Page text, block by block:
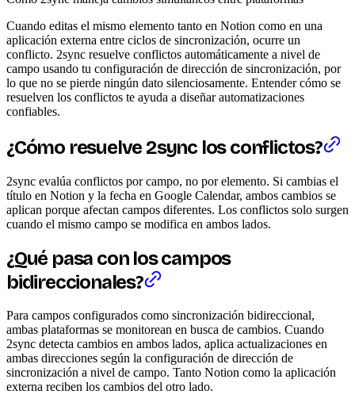
Cuando editas el mismo elemento tanto en Notion como en una
aplicación externa entre ciclos de sincronización, ocurre un
conflicto. 2sync resuelve conflictos automáticamente a nivel de
campo usando tu configuración de dirección de sincronización, por
lo que no se pierde ningún dato silenciosamente. Entender cómo se
resuelven los conflictos te ayuda a diseñar automatizaciones
confiables.
¿Cómo resuelve 2sync los conflictos?
2sync evalúa conflictos por campo, no por elemento. Si cambias el
título en Notion y la fecha en Google Calendar, ambos cambios se
aplican porque afectan campos diferentes. Los conflictos solo surgen
cuando el mismo campo se modifica en ambos lados.
¿Qué pasa con los campos
bidireccionales?
Para campos configurados como sincronización bidireccional,
ambas plataformas se monitorean en busca de cambios. Cuando
2sync detecta cambios en ambos lados, aplica actualizaciones en
ambas direcciones según la configuración de dirección de
sincronización a nivel de campo. Tanto Notion como la aplicación
externa reciben los cambios del otro lado.